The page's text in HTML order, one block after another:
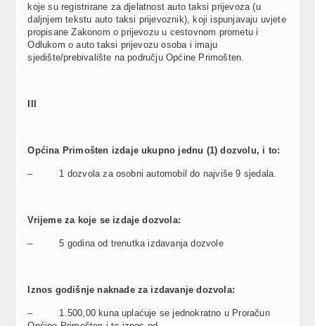
koje su registrirane za djelatnost auto taksi prijevoza (u
daljnjem tekstu auto taksi prijevoznik), koji ispunjavaju uvjete
propisane Zakonom o prijevozu u cestovnom prometu i
Odlukom o auto taksi prijevozu osoba i imaju
sjedište/prebivalište na području Općine Primošten.
Općina Primošten izdaje ukupno jednu (1) dozvolu, i to:
– 1 dozvola za osobni automobil do najviše 9 sjedala.
Vrijeme za koje se izdaje dozvola:
– 5 godina od trenutka izdavanja dozvole
Iznos godišnje naknade za izdavanje dozvola:
– 1.500,00 kuna uplaćuje se jednokratno u Proračun